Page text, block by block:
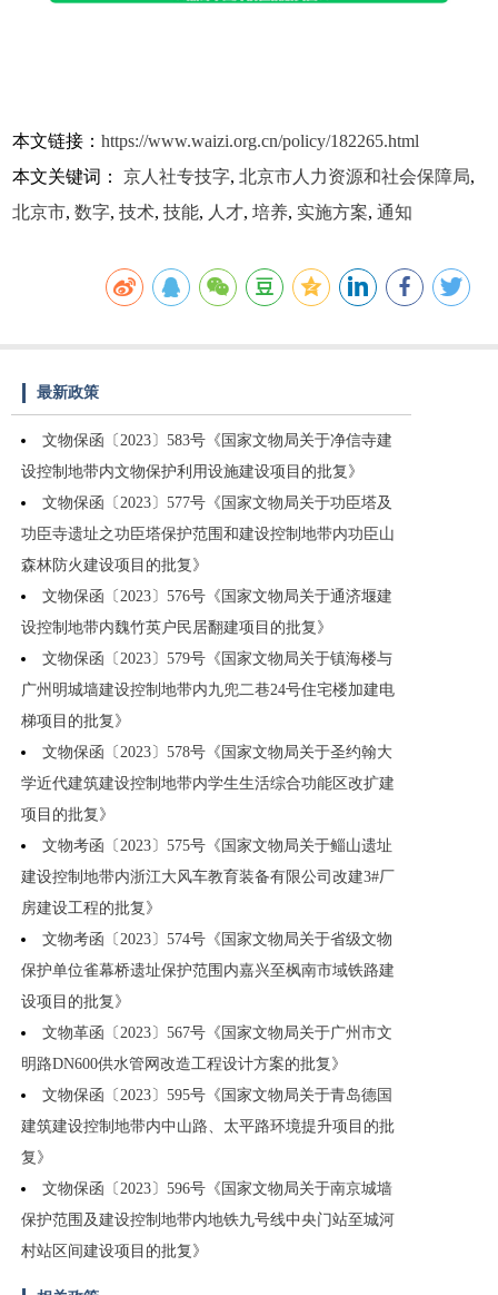
本文链接：https://www.waizi.org.cn/policy/182265.html
本文关键词：京人社专技字,北京市人力资源和社会保障局,
北京市,数字,技术,技能, 人才,培养, 实施方案,通知
最新政策
文物保函〔2023〕583号《国家文物局关于净信寺建
设控制地带内文物保护利用设施建设项目的批复》
文物保函〔2023〕577号《国家文物局关于功臣塔及
功臣寺遗址之功臣塔保护范围和建设控制地带内功臣山
森林防火建设项目的批复》
文物保函〔2023〕576号《国家文物局关于通济堰建
设控制地带内魏竹英户民居翻建项目的批复》
文物保函〔2023〕579号《国家文物局关于镇海楼与
广州明城墙建设控制地带内九兜二巷24号住宅楼加建电
梯项目的批复》
文物保函〔2023〕578号《国家文物局关于圣约翰大
学近代建筑建设控制地带内学生生活综合功能区改扩建
项目的批复》
文物考函〔2023〕575号《国家文物局关于鲻山遗址
建设控制地带内浙江大风车教育装备有限公司改建3#厂
房建设工程的批复》
文物考函〔2023〕574号《国家文物局关于省级文物
保护单位雀幕桥遗址保护范围内嘉兴至枫南市域铁路建
设项目的批复》
文物革函〔2023〕567号《国家文物局关于广州市文
明路DN600供水管网改造工程设计方案的批复》
文物保函〔2023〕595号《国家文物局关于青岛德国
建筑建设控制地带内中山路、太平路环境提升项目的批
复》
文物保函〔2023〕596号《国家文物局关于南京城墙
保护范围及建设控制地带内地铁九号线中央门站至城河
村站区间建设项目的批复》